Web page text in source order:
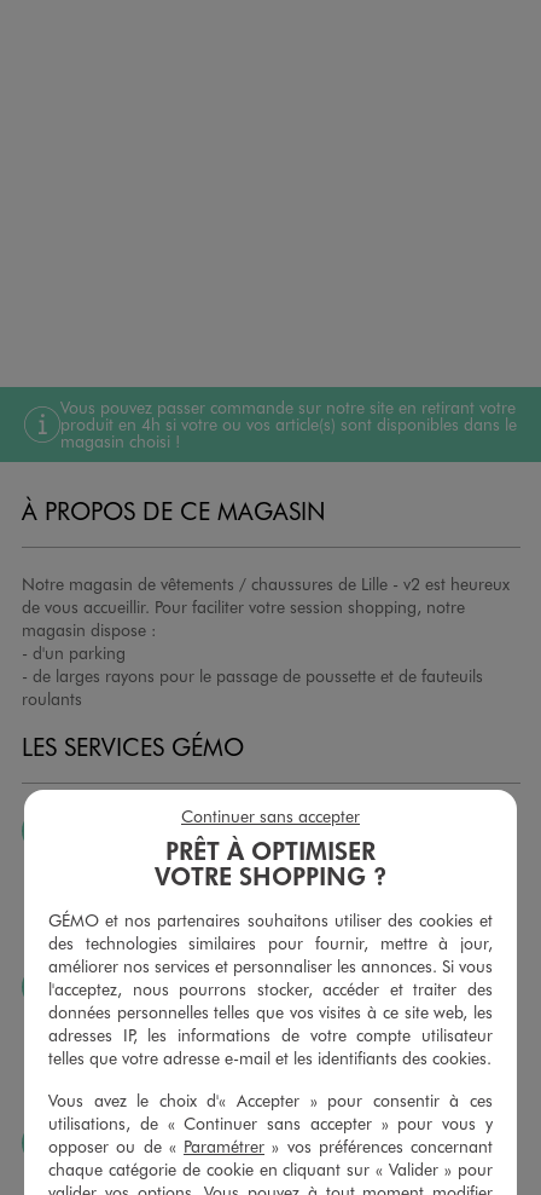
Vous pouvez passer commande sur notre site en retirant votre
produit en 4h si votre ou vos article(s) sont disponibles dans le
magasin choisi !
À PROPOS DE CE MAGASIN
Notre magasin de vêtements / chaussures de Lille - v2 est heureux
de vous accueillir. Pour faciliter votre session shopping, notre
magasin dispose :
- d'un parking
- de larges rayons pour le passage de poussette et de fauteuils
roulants
LES SERVICES GÉMO
JE PEUX CHANGER D’AVIS
Nous échangeons et vous proposons un avoir ou un
remboursement pour tout article non porté, non retouché,
sous 30 jours, sur simple présentation du ticket de caisse,
dans tous les magasins GÉMO.
JE PEUX FAIRE RETOUCHER MES ARTICLES
Ourlets, ceintures… vous avez la possibilité de faire
retoucher vos articles textiles dans nos magasins. Les tarifs
sont à votre disposition sur simple demande. Voir
conditions en magasins.
J’AIME FAIRE PLAISIR
Nous vous proposons des cartes cadeaux GÉMO d’un
PRÊT À OPTIMISER
VOTRE SHOPPING ?
GÉMO et nos partenaires souhaitons utiliser des cookies et
des technologies similaires pour fournir, mettre à jour,
améliorer nos services et personnaliser les annonces. Si vous
l'acceptez, nous pourrons stocker, accéder et traiter des
données personnelles telles que vos visites à ce site web, les
adresses IP, les informations de votre compte utilisateur
telles que votre adresse e-mail et les identifiants des cookies.
Vous avez le choix d'« Accepter » pour consentir à ces
utilisations, de « Continuer sans accepter » pour vous y
opposer ou de « Paramétrer » vos préférences concernant
chaque catégorie de cookie en cliquant sur « Valider » pour
Continuer sans accepter